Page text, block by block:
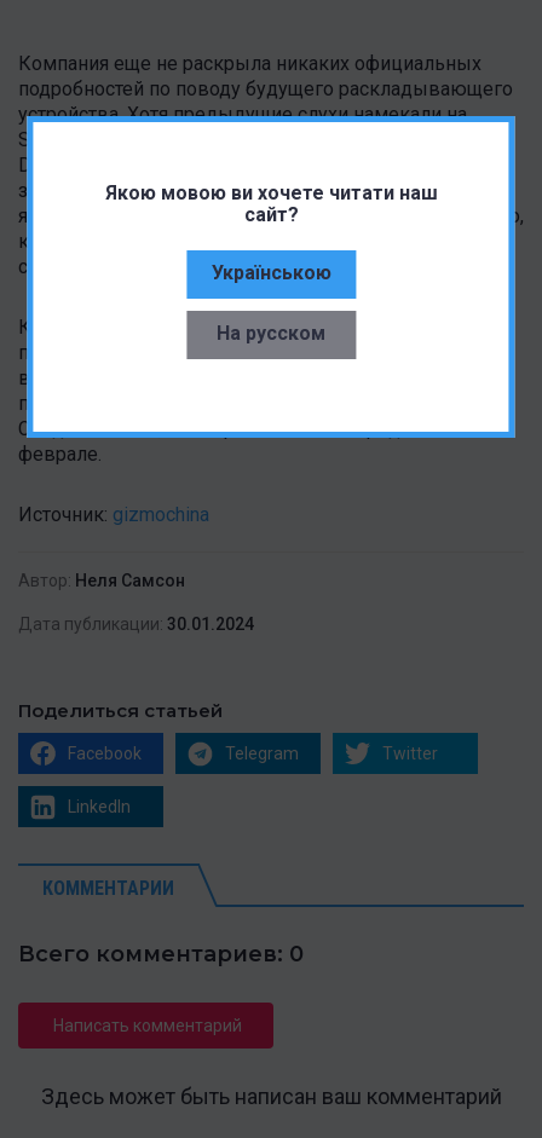
Якою мовою ви хочете читати наш
сайт?
Українською
На русском
Компания еще не раскрыла никаких официальных
подробностей по поводу будущего раскладывающего
устройства. Хотя предыдущие слухи намекали на
Snapdragon 8 Gen 2 вместо нового Snapdragon 8 Gen 3.
Digital Chat Station добавил, что дизайн передней и
задней панели вместе со спецификациями камеры
является главным аспектом нового флип телефона. Но,
к сожалению, никаких других подробностей на этот
счет не было сообщено.
Когда именно состоится официальный релиз Mix Flip,
пока неизвестно. Однако Xiaomi Mix Flip дебютирует
вместе с Xiaomi 14 Ultra. Последний, по слухам, будет
представлен в Китае до конца следующего месяца.
Следовательно, Mix Flip может быть представлен в
феврале.
Источник: gizmochina
Автор: Неля Самсон
Дата публикации: 30.01.2024
Поделиться статьей
Facebook Telegram Twitter
LinkedIn
КОММЕНТАРИИ
Всего комментариев: 0
Написать комментарий
Здесь может быть написан ваш комментарий